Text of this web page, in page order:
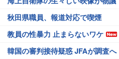
秋田県職員、報道対応で喫煙
教員の性暴力 止まらないワケ
韓国の審判接待疑惑 JFAが調査へ